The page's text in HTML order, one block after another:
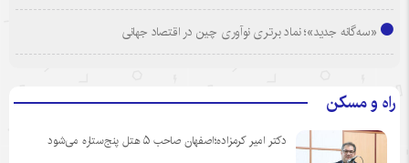
«سه‌گانه جدید»؛ نماد برتری نوآوری چین در اقتصاد جهانی
راه و مسکن
دکتر امیر کرمزاده؛اصفهان صاحب ۵ هتل پنج‌ستاره می‌شود